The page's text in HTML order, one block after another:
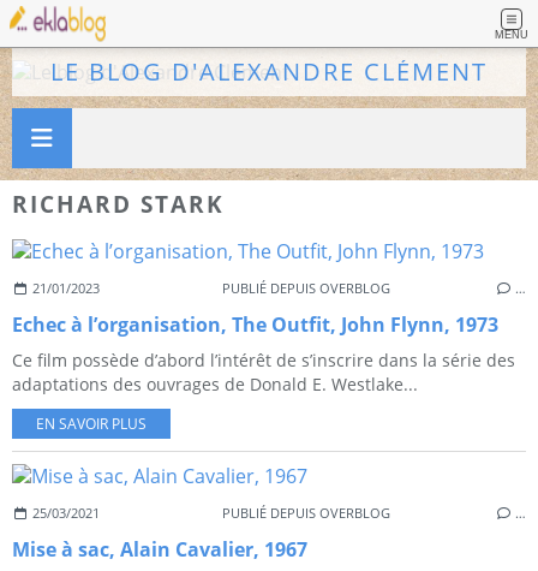
MENU
LE BLOG D'ALEXANDRE CLÉMENT
RICHARD STARK
21/01/2023 PUBLIÉ DEPUIS OVERBLOG …
Echec à l’organisation, The Outfit, John Flynn, 1973
Ce film possède d’abord l’intérêt de s’inscrire dans la série des
adaptations des ouvrages de Donald E. Westlake...
EN SAVOIR PLUS
25/03/2021 PUBLIÉ DEPUIS OVERBLOG …
Mise à sac, Alain Cavalier, 1967